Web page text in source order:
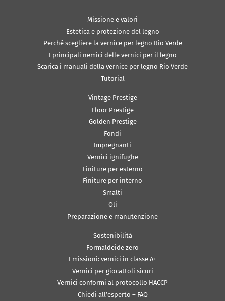
Missione e valori
Estetica e protezione del legno
Perché scegliere la vernice per legno Rio Verde
I principali nemici delle vernici per il legno
Scarica i manuali della vernice per legno Rio Verde
Tutorial
Vintage Prestige
Floor Prestige
Golden Prestige
Fondi
Impregnanti
Vernici ignifughe
Finiture per esterno
Finiture per interno
Smalti
Oli
Preparazione e manutenzione
Sostenibilità
Formaldeide zero
Emissioni: vernici in classe A+
Vernici per giocattoli sicuri
Vernici conformi al protocollo HACCP
Chiedi all’esperto – FAQ